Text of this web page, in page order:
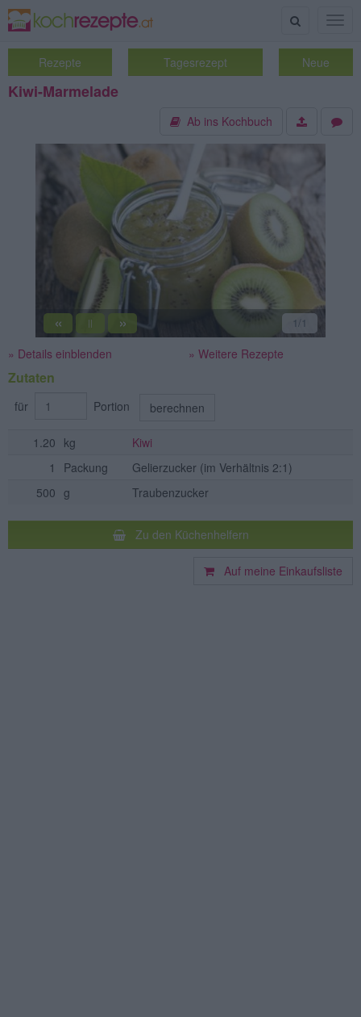
Suche
Rezepte Tagesrezept Neue
Kiwi-Marmelade
Ab ins Kochbuch
« || » 1/1
» Details einblenden » Weitere Rezepte
Zutaten
für Portion berechnen
1.20 kg
Kiwi
1
Packung Gelierzucker (im Verhältnis 2:1)
500 g Traubenzucker
Zu den Küchenhelfern
Auf meine Einkaufsliste